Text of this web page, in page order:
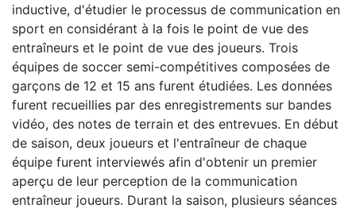
inductive, d'étudier le processus de communication en
sport en considérant à la fois le point de vue des
entraîneurs et le point de vue des joueurs. Trois
équipes de soccer semi-compétitives composées de
garçons de 12 et 15 ans furent étudiées. Les données
furent recueillies par des enregistrements sur bandes
vidéo, des notes de terrain et des entrevues. En début
de saison, deux joueurs et l'entraîneur de chaque
équipe furent interviewés afin d'obtenir un premier
aperçu de leur perception de la communication
entraîneur joueurs. Durant la saison, plusieurs séances